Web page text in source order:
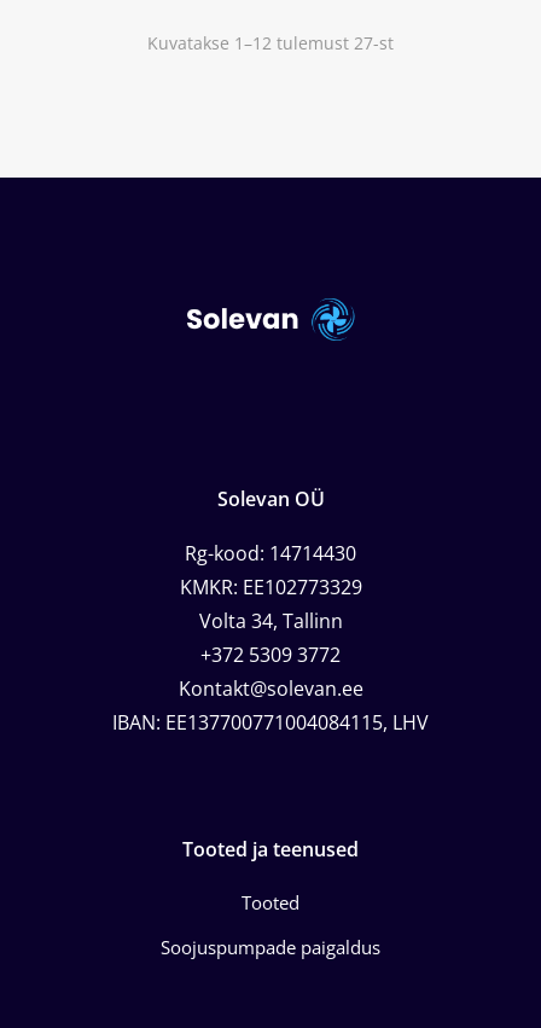
Kuvatakse 1–12 tulemust 27-st
Solevan OÜ
Rg-kood: 14714430
KMKR: EE102773329
Volta 34, Tallinn
+372 5309 3772
Kontakt@solevan.ee
IBAN: EE137700771004084115, LHV
Tooted ja teenused
Tooted
Soojuspumpade paigaldus